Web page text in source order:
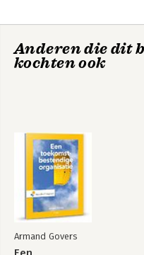
7. Principe 7:
Anderen die dit
kochten ook
Armand Govers